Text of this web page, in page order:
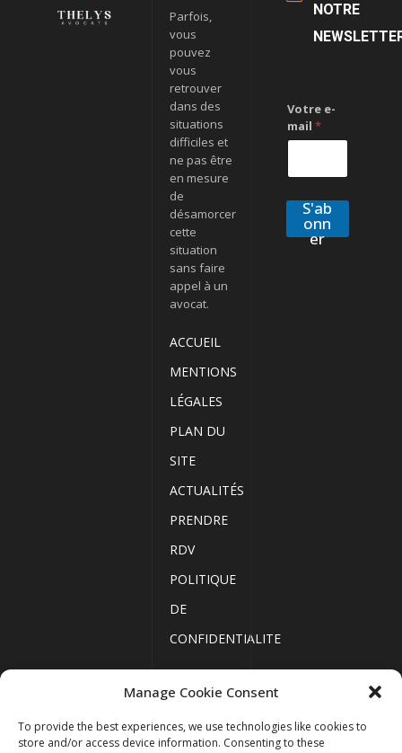
Manage Cookie Consent
To provide the best experiences, we use technologies like cookies to
store and/or access device information. Consenting to these
Parfois,
vous
pouvez
vous
retrouver
dans des
situations
difficiles et
ne pas être
en mesure
de
désamorcer
cette
situation
sans faire
appel à un
avocat.
ACCUEIL
MENTIONS
LÉGALES
PLAN DU
SITE
ACTUALITÉS
PRENDRE
RDV
POLITIQUE
DE
CONFIDENTIALITE
NOTRE
Votre e-
mail *
S'ab
onn
er
MENTIONS